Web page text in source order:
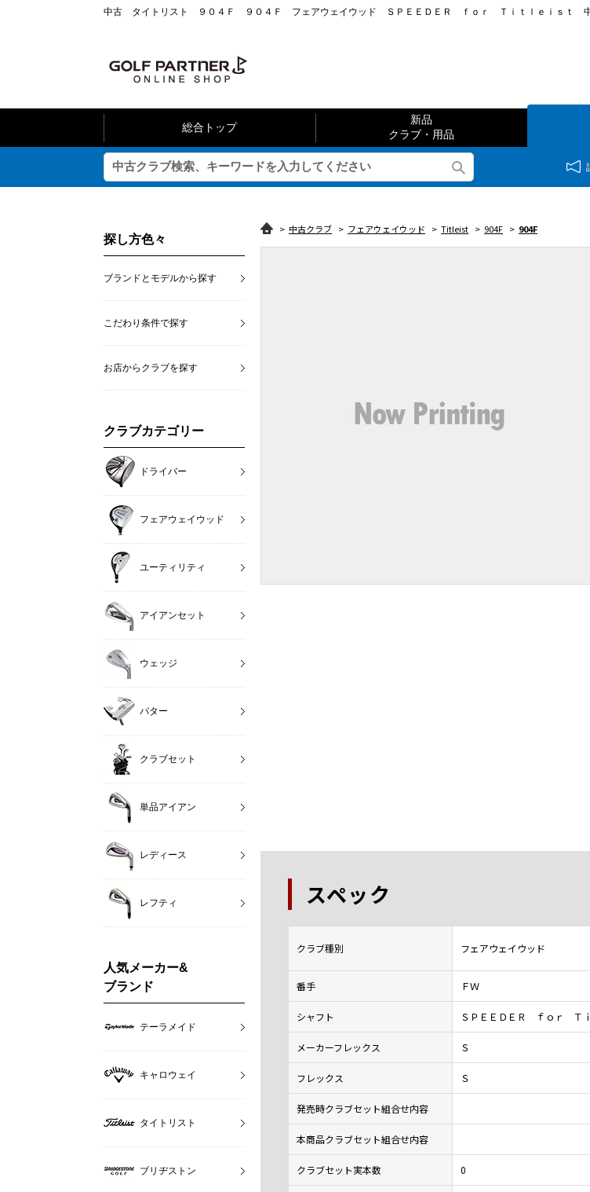
中古 タイトリスト ９０４Ｆ ９０４Ｆ フェアウェイウッド ＳＰＥＥＤＥＲ ｆｏｒ Ｔｉｔｌｅｉｓｔ
総合トップ
新品
クラブ・用品
> 中古クラブ > フェアウェイウッド > Titleist > 904F > 904F
スペック
クラブ種別 フェアウェイウッド
番手 ＦＷ
シャフト ＳＰＥＥＤＥＲ ｆｏｒ Ｔ
メーカーフレックス Ｓ
フレックス Ｓ
発売時クラブセット組合せ内容
本商品クラブセット組合せ内容
クラブセット実本数 0
探し方色々
ブランドとモデルから探す
こだわり条件で探す
お店からクラブを探す
クラブカテゴリー
ドライバー
フェアウェイウッド
ユーティリティ
アイアンセット
ウェッジ
パター
クラブセット
単品アイアン
レディース
レフティ
人気メーカー&
ブランド
テーラメイド
キャロウェイ
タイトリスト
ブリヂストン